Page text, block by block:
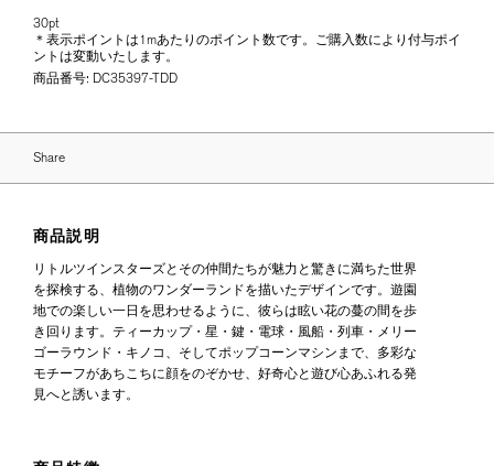
30pt
＊表示ポイントは1mあたりのポイント数です。ご購入数により付与ポイ
ントは変動いたします。
商品番号: DC35397-TDD
Share
商品説明
リトルツインスターズとその仲間たちが魅力と驚きに満ちた世界
を探検する、植物のワンダーランドを描いたデザインです。遊園
地での楽しい一日を思わせるように、彼らは眩い花の蔓の間を歩
き回ります。ティーカップ・星・鍵・電球・風船・列車・メリー
ゴーラウンド・キノコ、そしてポップコーンマシンまで、多彩な
モチーフがあちこちに顔をのぞかせ、好奇心と遊び心あふれる発
見へと誘います。